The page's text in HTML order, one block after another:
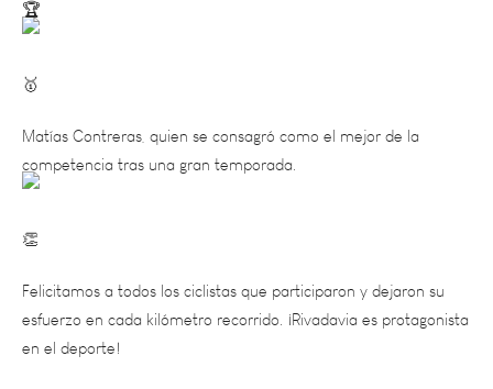
Matías Contreras, quien se consagró como el mejor de la
competencia tras una gran temporada.
Felicitamos a todos los ciclistas que participaron y dejaron su
esfuerzo en cada kilómetro recorrido. ¡Rivadavia es protagonista
en el deporte!
Galeria de Fotos: